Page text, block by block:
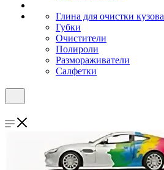
Глина для очистки кузова
Губки
Очистители
Полироли
Размораживатели
Салфетки